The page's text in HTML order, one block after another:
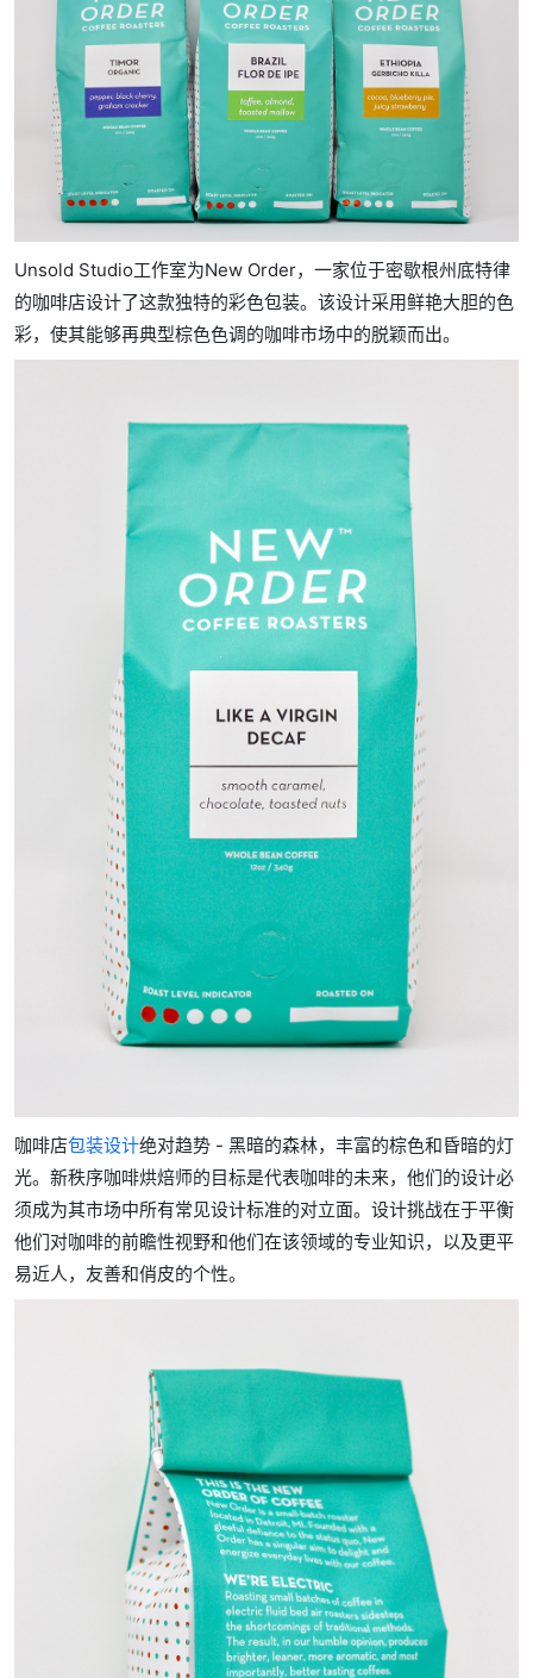
Unsold Studio工作室为New Order，一家位于密歇根州底特律
的咖啡店设计了这款独特的彩色包装。该设计采用鲜艳大胆的色
彩，使其能够再典型棕色色调的咖啡市场中的脱颖而出。
咖啡店包装设计绝对趋势 - 黑暗的森林，丰富的棕色和昏暗的灯
光。新秩序咖啡烘焙师的目标是代表咖啡的未来，他们的设计必
须成为其市场中所有常见设计标准的对立面。设计挑战在于平衡
他们对咖啡的前瞻性视野和他们在该领域的专业知识，以及更平
易近人，友善和俏皮的个性。